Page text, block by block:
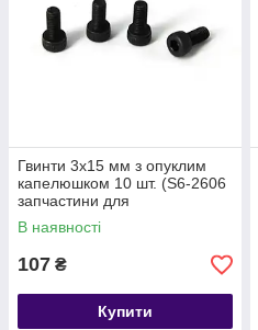
Гвинти 3х15 мм з опуклим
капелюшком 10 шт. (S6-2606
запчастини для
радіокерованих моделей
Himoto)
В наявності
107 ₴
Купити